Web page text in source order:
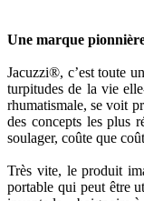
Une marque
Jacuzzi®, c’est toute
turpitudes de la vie
rhumatismale, se voit
des concepts les plus
soulager, coûte que
Très vite, le produit
portable qui peut être